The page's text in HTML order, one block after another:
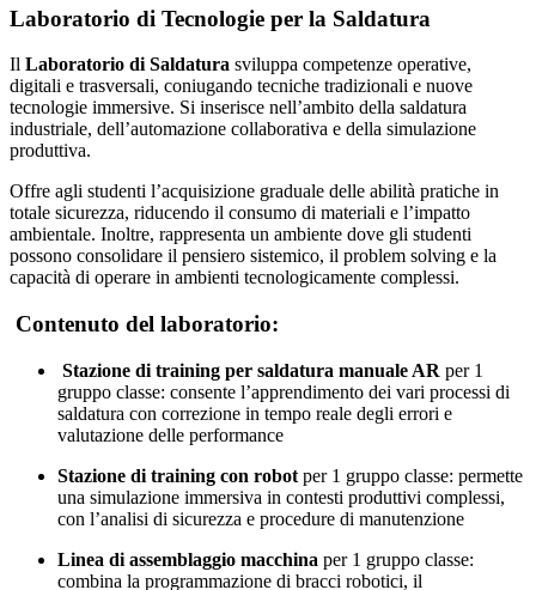
Laboratorio di Tecnologie per la Saldatura
Il Laboratorio di Saldatura sviluppa competenze operative,
digitali e trasversali, coniugando tecniche tradizionali e nuove
tecnologie immersive. Si inserisce nell’ambito della saldatura
industriale, dell’automazione collaborativa e della simulazione
produttiva.
Offre agli studenti l’acquisizione graduale delle abilità pratiche in
totale sicurezza, riducendo il consumo di materiali e l’impatto
ambientale. Inoltre, rappresenta un ambiente dove gli studenti
possono consolidare il pensiero sistemico, il problem solving e la
capacità di operare in ambienti tecnologicamente complessi.
Contenuto del laboratorio:
Stazione di training per saldatura manuale AR per 1
gruppo classe: consente l’apprendimento dei vari processi di
saldatura con correzione in tempo reale degli errori e
valutazione delle performance
Stazione di training con robot per 1 gruppo classe: permette
una simulazione immersiva in contesti produttivi complessi,
con l’analisi di sicurezza e procedure di manutenzione
Linea di assemblaggio macchina per 1 gruppo classe:
combina la programmazione di bracci robotici, il